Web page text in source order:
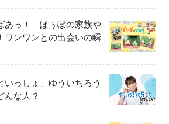
あっ！ ぽぅぽの家族や
ワンワンとの出会いの瞬
いっしょ」ゆういちろう
んな人？